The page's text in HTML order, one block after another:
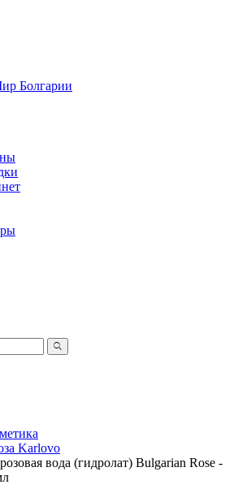
Болгарии
Karlovo
вода (гидролат) Bulgarian Rose -